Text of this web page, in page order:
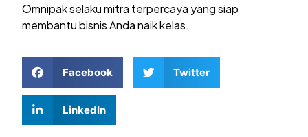
Omnipak selaku mitra terpercaya yang siap
membantu bisnis Anda naik kelas.
Facebook Twitter
LinkedIn